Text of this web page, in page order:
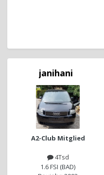
janihani
A2-Club Mitglied
4Tsd
1.6 FSI (BAD)